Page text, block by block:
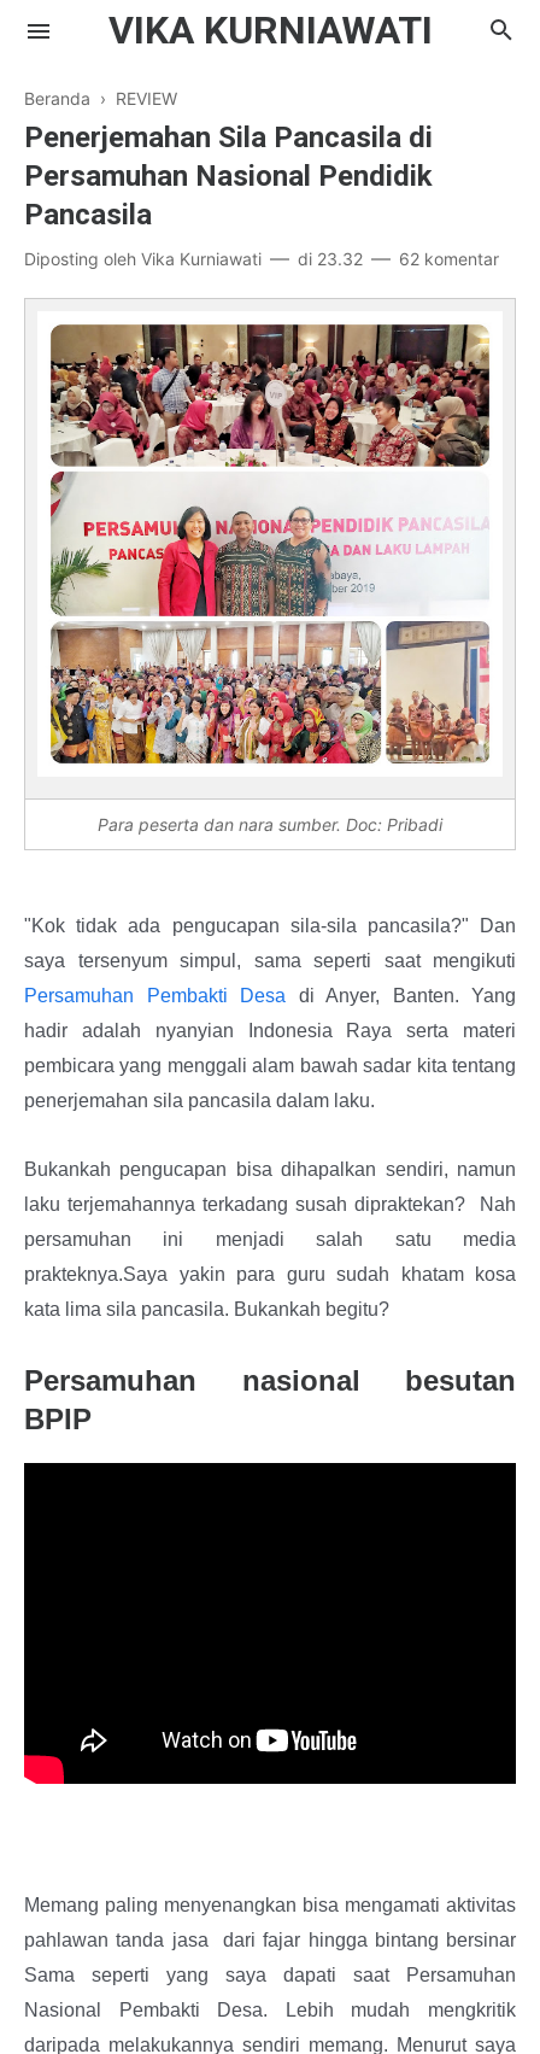
VIKA KURNIAWATI
Kompasiana
Ribut Rukun
Beranda › REVIEW
Penerjemahan Sila Pancasila di
Persamuhan Nasional Pendidik
Pancasila
Diposting oleh Vika Kurniawati di 23.32 62 komentar
Para peserta dan nara sumber. Doc: Pribadi
"Kok tidak ada pengucapan sila-sila pancasila?" Dan
saya tersenyum simpul, sama seperti saat mengikuti
Persamuhan Pembakti Desa di Anyer, Banten. Yang
hadir adalah nyanyian Indonesia Raya serta materi
pembicara yang menggali alam bawah sadar kita tentang
penerjemahan sila pancasila dalam laku.
Bukankah pengucapan bisa dihapalkan sendiri, namun
laku terjemahannya terkadang susah dipraktekan? Nah
persamuhan ini menjadi salah satu media
prakteknya.Saya yakin para guru sudah khatam kosa
kata lima sila pancasila. Bukankah begitu?
Persamuhan nasional besutan
BPIP
Memang paling menyenangkan bisa mengamati aktivitas
pahlawan tanda jasa dari fajar hingga bintang bersinar
Sama seperti yang saya dapati saat Persamuhan
Nasional Pembakti Desa. Lebih mudah mengkritik
daripada melakukannya sendiri memang. Menurut saya